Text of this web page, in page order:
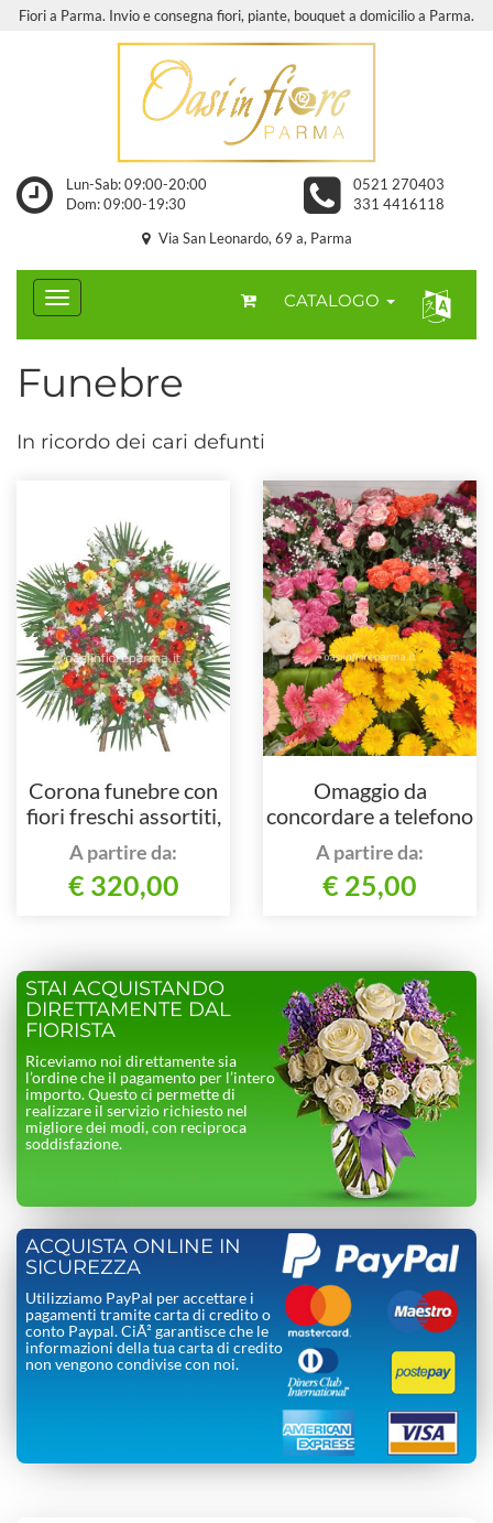
Fiori a Parma. Invio e consegna fiori, piante, bouquet a domicilio a Parma.
Lun-Sab: 09:00-20:00
Dom: 09:00-19:30
0521 270403
331 4416118
Via San Leonardo, 69 a, Parma
CATALOGO
Funebre
In ricordo dei cari defunti
Corona funebre con
fiori freschi assortiti,
colorata.
A partire da:
€ 320,00
Omaggio da
concordare a telefono
al nostro numero
A partire da:
€ 25,00
STAI ACQUISTANDO
DIRETTAMENTE DAL
FIORISTA
Riceviamo noi direttamente sia
l’ordine che il pagamento per l’intero
importo. Questo ci permette di
realizzare il servizio richiesto nel
migliore dei modi, con reciproca
soddisfazione.
ACQUISTA ONLINE IN
SICUREZZA
Utilizziamo PayPal per accettare i
pagamenti tramite carta di credito o
conto Paypal. CiÃ² garantisce che le
informazioni della tua carta di credito
non vengono condivise con noi.